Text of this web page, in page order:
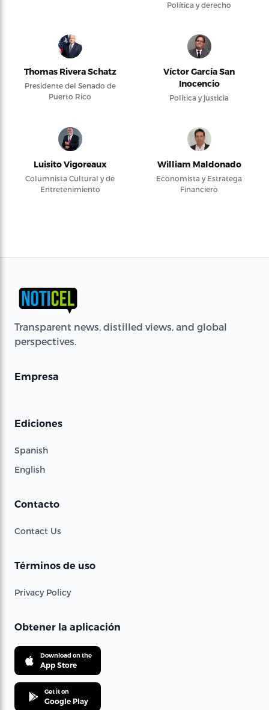
Política y derecho
Thomas Rivera Schatz
Presidente del Senado de
Puerto Rico
Víctor García San
Inocencio
Política y justicia
Luisito Vigoreaux
Columnista Cultural y de
Entretenimiento
William Maldonado
Economista y Estratega
Financiero
Transparent news, distilled views, and global
perspectives.
Empresa
Ediciones
Spanish
English
Contacto
Contact Us
Términos de uso
Privacy Policy
Obtener la aplicación
Download on the
App Store
Get it on
Google Play